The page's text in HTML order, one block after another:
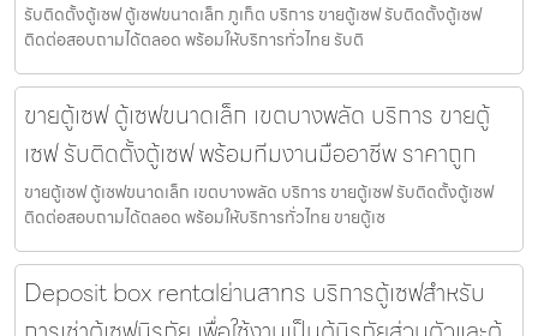
รับติดตั้งตู้เซฟ ตู้เซฟขนาดเล็ก ภูเก็ต บริการ ขายตู้เซฟ รับติดตั้งตู้เซฟ
ติดต่อสอบถามได้ตลอด พร้อมให้บริการทั่วไทย รับติ
ขายตู้เซฟ ตู้เซฟขนาดเล็ก เขตบางพลัด บริการ ขายตู้
เซฟ รับติดตั้งตู้เซฟ พร้อมทีมงานมืออาชีพ ราคาถูก
ขายตู้เซฟ ตู้เซฟขนาดเล็ก เขตบางพลัด บริการ ขายตู้เซฟ รับติดตั้งตู้เซฟ
ติดต่อสอบถามได้ตลอด พร้อมให้บริการทั่วไทย ขายตู้เซ
Deposit box rentalย่านสาทร บริการตู้เซฟสำหรับ